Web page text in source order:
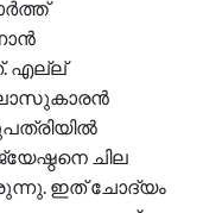
എല്ല്
ചില
ഇത് ചോദ്യം